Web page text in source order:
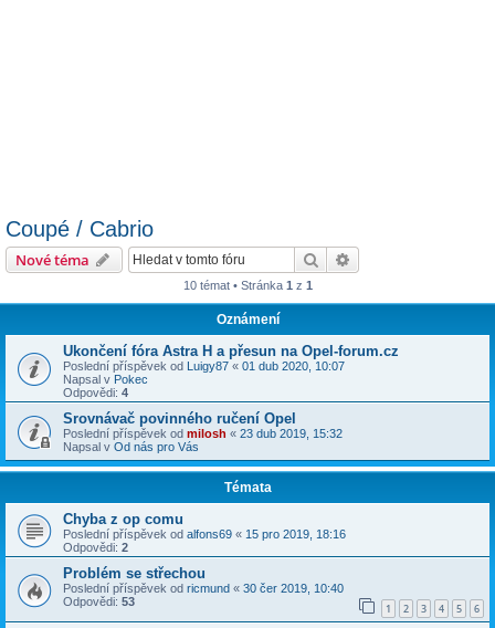
Coupé / Cabrio
Nové téma Hledat
10 témat • Stránka 1 z 1
Oznámení
Ukončení fóra Astra H a přesun na Opel-forum.cz
Poslední příspěvek od Luigy87 « 01 dub 2020, 10:07
Napsal v Pokec
Odpovědi: 4
Srovnávač povinného ručení Opel
Poslední příspěvek od milosh « 23 dub 2019, 15:32
Napsal v Od nás pro Vás
Témata
Chyba z op comu
Poslední příspěvek od alfons69 « 15 pro 2019, 18:16
Odpovědi: 2
Problém se střechou
Poslední příspěvek od ricmund « 30 čer 2019, 10:40
Odpovědi: 53 1 2 3 4 5 6